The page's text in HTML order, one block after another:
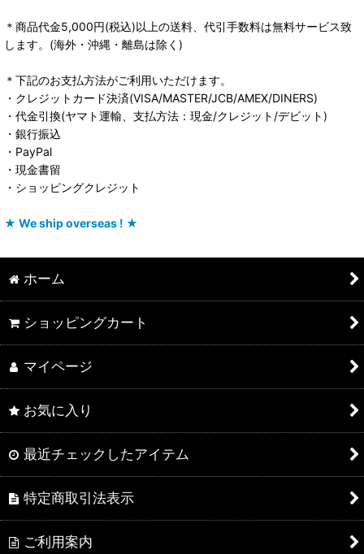
＊商品代金5,000円(税込)以上の送料、代引手数料は無料サービス致
します。(海外・沖縄・離島は除く)
＊下記のお支払方法がご利用いただけます。
・クレジットカード決済(VISA/MASTER/JCB/AMEX/DINERS)
・代金引換(ヤマト運輸、支払方法：現金/クレジット/デビット)
・銀行振込
・PayPal
・現金書留
・ショッピングクレジット
★ We ship overseas ! ★
ホーム
ショッピングカート
マイページ
お気に入り
最近チェックしたアイテム
特定商取引法表示
ご利用案内